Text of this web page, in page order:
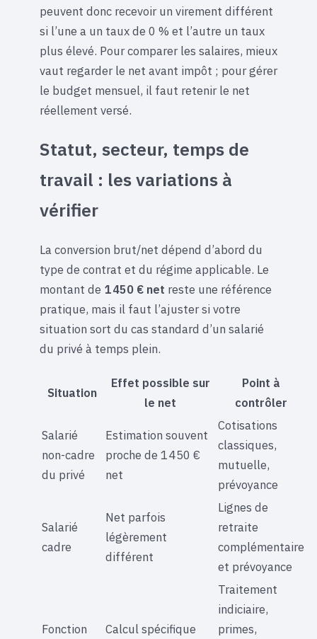
peuvent donc recevoir un virement différent
si l’une a un taux de 0 % et l’autre un taux
plus élevé. Pour comparer les salaires, mieux
vaut regarder le net avant impôt ; pour gérer
le budget mensuel, il faut retenir le net
réellement versé.
Statut, secteur, temps de
travail : les variations à
vérifier
La conversion brut/net dépend d’abord du
type de contrat et du régime applicable. Le
montant de 1 450 € net reste une référence
pratique, mais il faut l’ajuster si votre
situation sort du cas standard d’un salarié
du privé à temps plein.
Situation
Effet possible sur
le net
Point à
contrôler
Salarié
non-cadre
du privé
Estimation souvent
proche de 1 450 €
net
Cotisations
classiques,
mutuelle,
prévoyance
Salarié
cadre
Net parfois
légèrement
différent
Lignes de
retraite
complémentaire
et prévoyance
Fonction Calcul spécifique
Traitement
indiciaire,
primes,